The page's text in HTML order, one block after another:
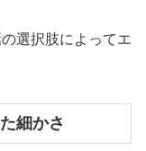
選択肢によってエ
細かさ